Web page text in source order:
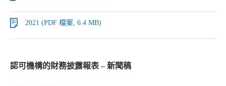
2021 (PDF 檔案, 6.4 MB)
認可機構的財務披露報表 – 新聞稿